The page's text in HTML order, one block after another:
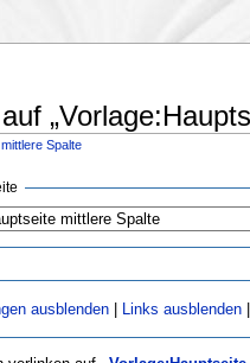
Spalte
ausblenden
Links ausblenden